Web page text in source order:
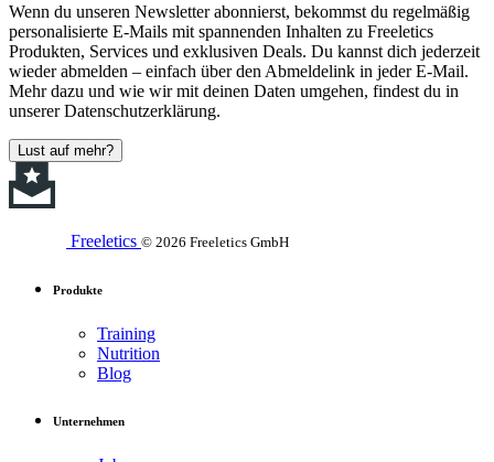
Wenn du unseren Newsletter abonnierst, bekommst du regelmäßig
personalisierte E-Mails mit spannenden Inhalten zu Freeletics
Produkten, Services und exklusiven Deals. Du kannst dich jederzeit
wieder abmelden – einfach über den Abmeldelink in jeder E-Mail.
Mehr dazu und wie wir mit deinen Daten umgehen, findest du in
unserer Datenschutzerklärung.
Lust auf mehr?
Freeletics © 2026 Freeletics GmbH
Produkte
Training
Nutrition
Blog
Unternehmen